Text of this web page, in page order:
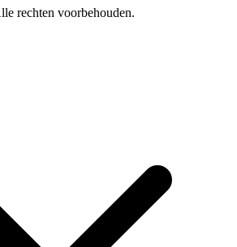
rechten voorbehouden.